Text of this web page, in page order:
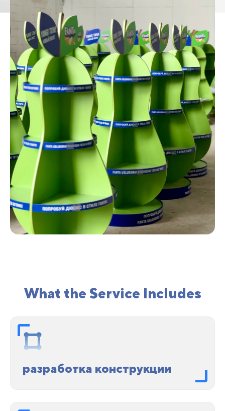
What the Service Includes
разработка конструкции